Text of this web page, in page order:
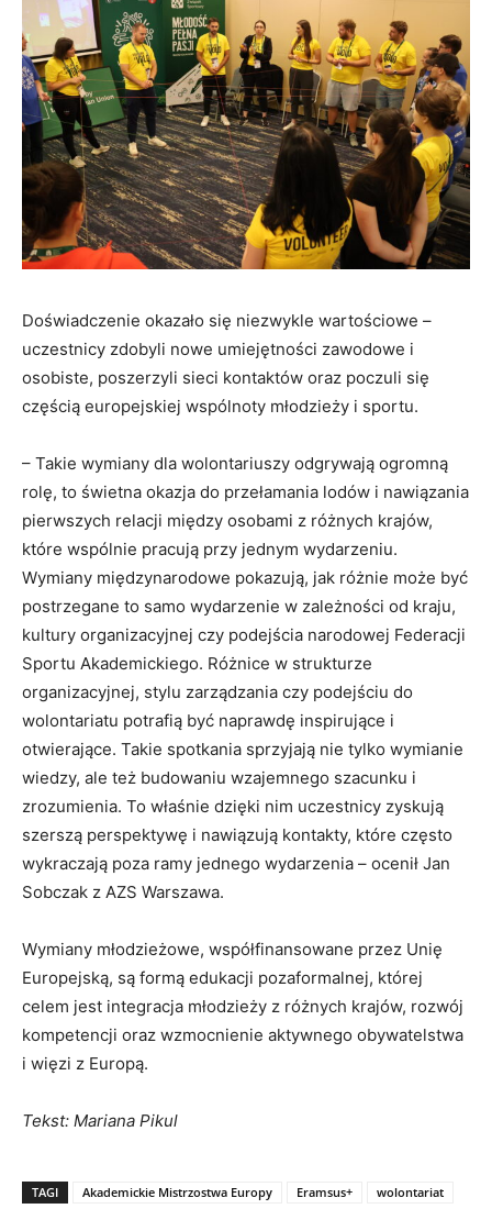
Doświadczenie okazało się niezwykle wartościowe –
uczestnicy zdobyli nowe umiejętności zawodowe i
osobiste, poszerzyli sieci kontaktów oraz poczuli się
częścią europejskiej wspólnoty młodzieży i sportu.
– Takie wymiany dla wolontariuszy odgrywają ogromną
rolę, to świetna okazja do przełamania lodów i nawiązania
pierwszych relacji między osobami z różnych krajów,
które wspólnie pracują przy jednym wydarzeniu.
Wymiany międzynarodowe pokazują, jak różnie może być
postrzegane to samo wydarzenie w zależności od kraju,
kultury organizacyjnej czy podejścia narodowej Federacji
Sportu Akademickiego. Różnice w strukturze
organizacyjnej, stylu zarządzania czy podejściu do
wolontariatu potrafią być naprawdę inspirujące i
otwierające. Takie spotkania sprzyjają nie tylko wymianie
wiedzy, ale też budowaniu wzajemnego szacunku i
zrozumienia. To właśnie dzięki nim uczestnicy zyskują
szerszą perspektywę i nawiązują kontakty, które często
wykraczają poza ramy jednego wydarzenia – ocenił Jan
Sobczak z AZS Warszawa.
Wymiany młodzieżowe, współfinansowane przez Unię
Europejską, są formą edukacji pozaformalnej, której
celem jest integracja młodzieży z różnych krajów, rozwój
kompetencji oraz wzmocnienie aktywnego obywatelstwa
i więzi z Europą.
Tekst: Mariana Pikul
TAGI Akademickie Mistrzostwa Europy Eramsus+ wolontariat